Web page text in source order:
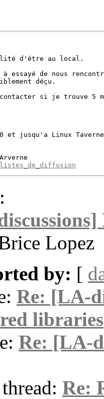
d'être au local.
essayé de nous
déçu.
si je trouve 5
et jusqu'a Linux
:
Lopez
by: [
Re: [LA-
libraries
Re: [LA-
Re: